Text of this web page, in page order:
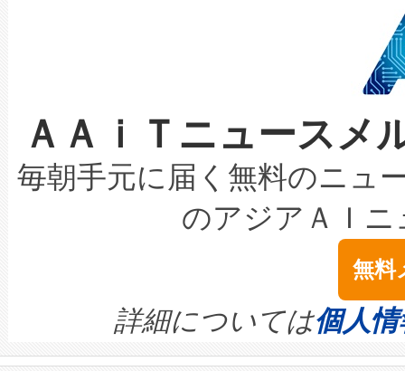
加組織は、Enzeneのバイオ
選定された製品について、自
取得できる可能性もあります
設には、3億～4億ドルかか
最高経営責任者（CEO）であ
す。「当社のfully-connected
ームを利用すれば、6,000万
きます。この効率性は、フェ
事業者の負担軽減という課題
系統連系を迅速にし、ピーク
限を超えて利用可能な電力容
持できるよう貢献します。こ
ービスレベル契約（SLA）違
テリー性能の劣化によるダウ
念は、現在データセンターが
ます。 Voltaiq provides a
quality and reliability for AI
BESS stack to ensure battery
狭視野のFOVを切り替えるこ
ケーブル、枝などの細かな対
なレーザースポットにより、
な環境下でも豊かなディテー
キロメートル範囲を検出
LiDAR for Inspections,
は1535 nmレーザーを搭載。
イズの小径化を実現すること
す。ノーマルモードでは、
ートル先まで検出でき、これ
ＡＡｉＴニュース
毎朝手元に届く無料のニュ
のアジアＡＩ
無料
詳細については個人